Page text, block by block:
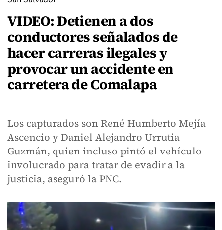
VIDEO: Detienen a dos
conductores señalados de
hacer carreras ilegales y
provocar un accidente en
carretera de Comalapa
Los capturados son René Humberto Mejía
Ascencio y Daniel Alejandro Urrutia
Guzmán, quien incluso pintó el vehículo
involucrado para tratar de evadir a la
justicia, aseguró la PNC.